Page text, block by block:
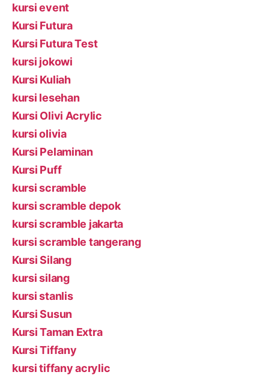
kursi event
Kursi Futura
Kursi Futura Test
kursi jokowi
Kursi Kuliah
kursi lesehan
Kursi Olivi Acrylic
kursi olivia
Kursi Pelaminan
Kursi Puff
kursi scramble
kursi scramble depok
kursi scramble jakarta
kursi scramble tangerang
Kursi Silang
kursi silang
kursi stanlis
Kursi Susun
Kursi Taman Extra
Kursi Tiffany
kursi tiffany acrylic